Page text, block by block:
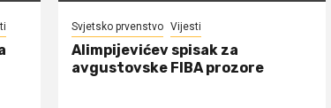
Svjetsko prvenstvo Vijesti
Alimpijevićev spisak za
avgustovske FIBA prozore